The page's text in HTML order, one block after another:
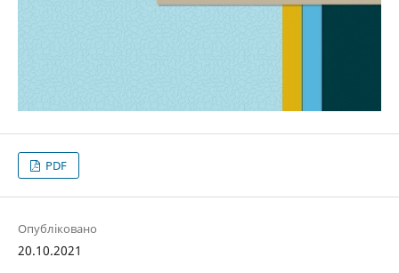
PDF
Опубліковано
20.10.2021